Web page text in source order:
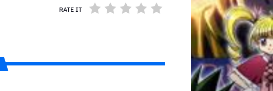
RATE IT